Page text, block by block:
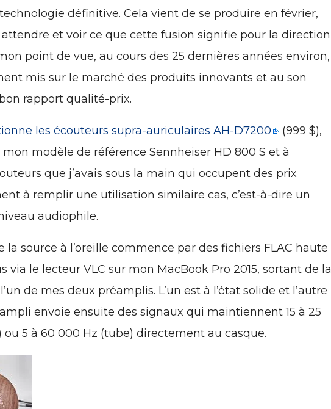
définitive. Cela vient de se produire en février,
et voir ce que cette fusion signifie pour la direction
point de vue, au cours des 25 dernières années environ,
mis sur le marché des produits innovants et au son
rapport qualité-prix.
les écouteurs supra-auriculaires AH-D7200
(999 $),
modèle de référence Sennheiser HD 800 S et à
que j’avais sous la main qui occupent des prix
à remplir une utilisation similaire cas, c’est-à-dire un
audiophile.
la source à l’oreille commence par des fichiers FLAC haute
via le lecteur VLC sur mon MacBook Pro 2015, sortant de la
de mes deux préamplis. L’un est à l’état solide et l’autre
envoie ensuite des signaux qui maintiennent 15 à 25
5 à 60 000 Hz (tube) directement au casque.